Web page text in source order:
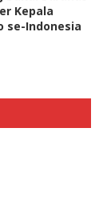
Kepala
se-Indonesia